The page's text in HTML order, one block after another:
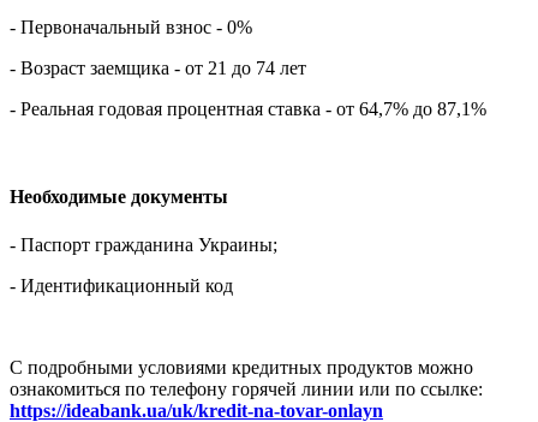
- Первоначальный взнос - 0%
- Возраст заемщика - от 21 до 74 лет
- Реальная годовая процентная ставка - от 64,7% до 87,1%
Необходимые документы
- Паспорт гражданина Украины;
- Идентификационный код
С подробными условиями кредитных продуктов можно
ознакомиться по телефону горячей линии или по ссылке:
https://ideabank.ua/uk/kredit-na-tovar-onlayn